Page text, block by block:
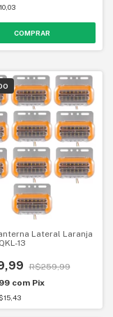
Lateral Laranja
13
R$259,99
com Pix